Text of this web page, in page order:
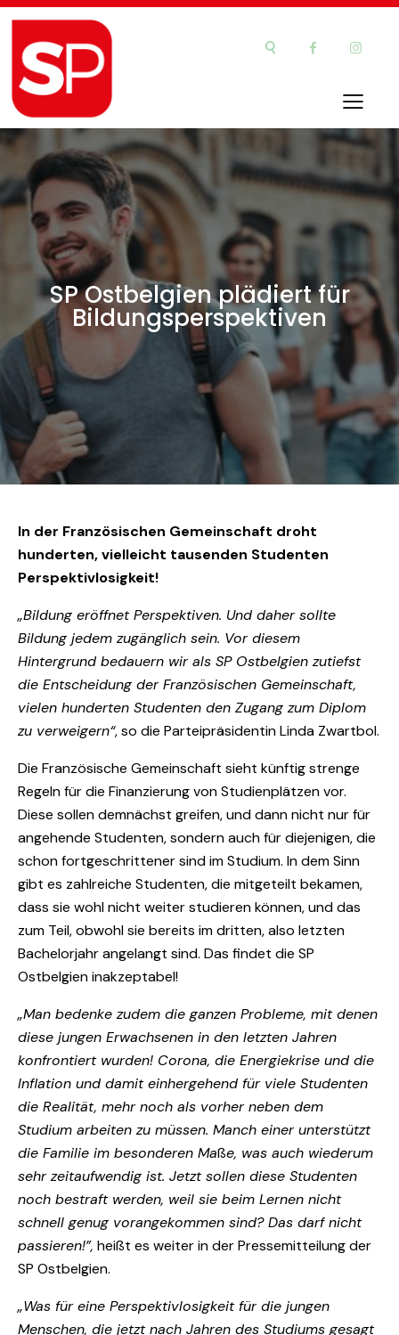
SP Ostbelgien plädiert für
Bildungsperspektiven
In der Französischen Gemeinschaft droht
hunderten, vielleicht tausenden Studenten
Perspektivlosigkeit!
„Bildung eröffnet Perspektiven. Und daher sollte
Bildung jedem zugänglich sein. Vor diesem
Hintergrund bedauern wir als SP Ostbelgien zutiefst
die Entscheidung der Französischen Gemeinschaft,
vielen hunderten Studenten den Zugang zum Diplom
zu verweigern“, so die Parteipräsidentin Linda Zwartbol.
Die Französische Gemeinschaft sieht künftig strenge
Regeln für die Finanzierung von Studienplätzen vor.
Diese sollen demnächst greifen, und dann nicht nur für
angehende Studenten, sondern auch für diejenigen, die
schon fortgeschrittener sind im Studium. In dem Sinn
gibt es zahlreiche Studenten, die mitgeteilt bekamen,
dass sie wohl nicht weiter studieren können, und das
zum Teil, obwohl sie bereits im dritten, also letzten
Bachelorjahr angelangt sind. Das findet die SP
Ostbelgien inakzeptabel!
„Man bedenke zudem die ganzen Probleme, mit denen
diese jungen Erwachsenen in den letzten Jahren
konfrontiert wurden! Corona, die Energiekrise und die
Inflation und damit einhergehend für viele Studenten
die Realität, mehr noch als vorher neben dem
Studium arbeiten zu müssen. Manch einer unterstützt
die Familie im besonderen Maße, was auch wiederum
sehr zeitaufwendig ist. Jetzt sollen diese Studenten
noch bestraft werden, weil sie beim Lernen nicht
schnell genug vorangekommen sind? Das darf nicht
passieren!”, heißt es weiter in der Pressemitteilung der
SP Ostbelgien.
„Was für eine Perspektivlosigkeit für die jungen
Menschen, die jetzt nach Jahren des Studiums gesagt